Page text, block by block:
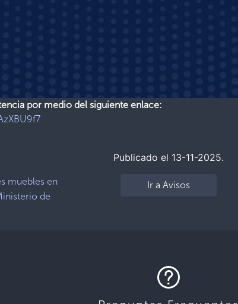
por medio del siguiente enlace:
Publicado el 13-11-2025.
muebles en
de
Ir a Avisos